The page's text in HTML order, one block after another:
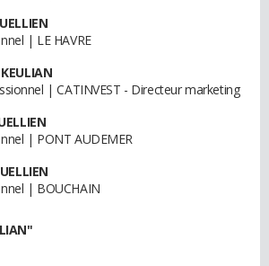
| LE HAVRE
| CATINVEST - Directeur marketing
| PONT AUDEMER
| BOUCHAIN